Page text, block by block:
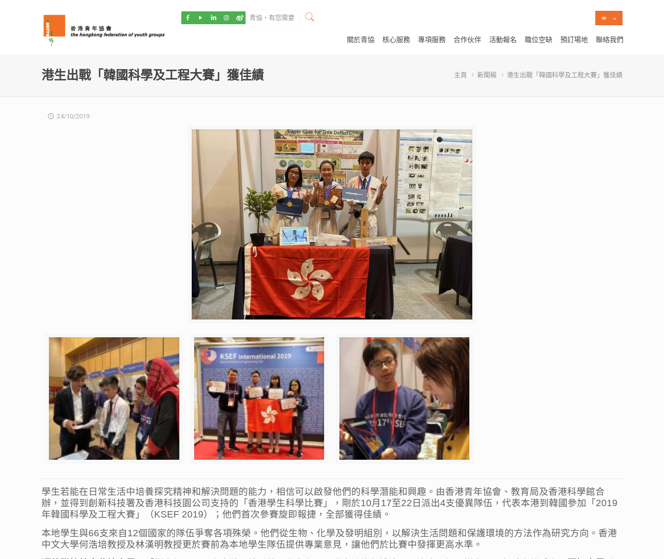
關於青協 核心服務 專項服務 合作伙伴 活動報名 職位空缺 預訂場地 聯絡我們
港生出戰「韓國科學及工程大賽」獲佳績 主頁 新聞稿 港生出戰「韓國科學及工程大賽」獲佳績
24/10/2019
學生若能在日常生活中培養探究精神和解決問題的能力，相信可以啟發他們的科學潛能和興趣。由香港青年協會、教育局及香港科學館合
辦，並得到創新科技署及香港科技園公司支持的「香港學生科學比賽」，剛於10月17至22日派出4支優異隊伍，代表本港到韓國參加「2019
年韓國科學及工程大賽」（KSEF 2019）；他們首次參賽旋即報捷，全部獲得佳績。
本地學生與66支來自12個國家的隊伍爭奪各項殊榮。他們從生物、化學及發明組別，以解決生活問題和保護環境的方法作為研究方向。香港
中文大學何浩培教授及林漢明教授更於賽前為本地學生隊伍提供專業意見，讓他們於比賽中發揮更高水準。